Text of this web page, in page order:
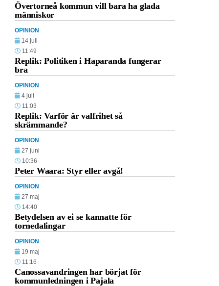
Övertorneå kommun vill bara ha glada
människor
OPINION
14 juli
11:49
Replik: Politiken i Haparanda fungerar
bra
OPINION
4 juli
11:03
Replik: Varför är valfrihet så
skrämmande?
OPINION
27 juni
10:36
Peter Waara: Styr eller avgå!
OPINION
27 maj
14:40
Betydelsen av ei se kannatte för
tornedalingar
OPINION
19 maj
11:16
Canossavandringen har börjat för
kommunledningen i Pajala